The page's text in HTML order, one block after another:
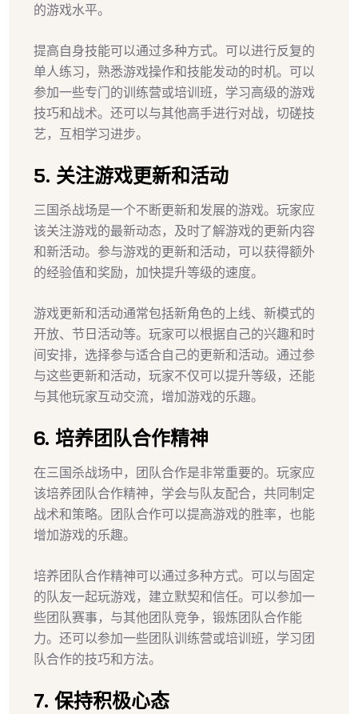
的游戏水平。
提高自身技能可以通过多种方式。可以进行反复的
单人练习，熟悉游戏操作和技能发动的时机。可以
参加一些专门的训练营或培训班，学习高级的游戏
技巧和战术。还可以与其他高手进行对战，切磋技
艺，互相学习进步。
5. 关注游戏更新和活动
三国杀战场是一个不断更新和发展的游戏。玩家应
该关注游戏的最新动态，及时了解游戏的更新内容
和新活动。参与游戏的更新和活动，可以获得额外
的经验值和奖励，加快提升等级的速度。
游戏更新和活动通常包括新角色的上线、新模式的
开放、节日活动等。玩家可以根据自己的兴趣和时
间安排，选择参与适合自己的更新和活动。通过参
与这些更新和活动，玩家不仅可以提升等级，还能
与其他玩家互动交流，增加游戏的乐趣。
6. 培养团队合作精神
在三国杀战场中，团队合作是非常重要的。玩家应
该培养团队合作精神，学会与队友配合，共同制定
战术和策略。团队合作可以提高游戏的胜率，也能
增加游戏的乐趣。
培养团队合作精神可以通过多种方式。可以与固定
的队友一起玩游戏，建立默契和信任。可以参加一
些团队赛事，与其他团队竞争，锻炼团队合作能
力。还可以参加一些团队训练营或培训班，学习团
队合作的技巧和方法。
7. 保持积极心态